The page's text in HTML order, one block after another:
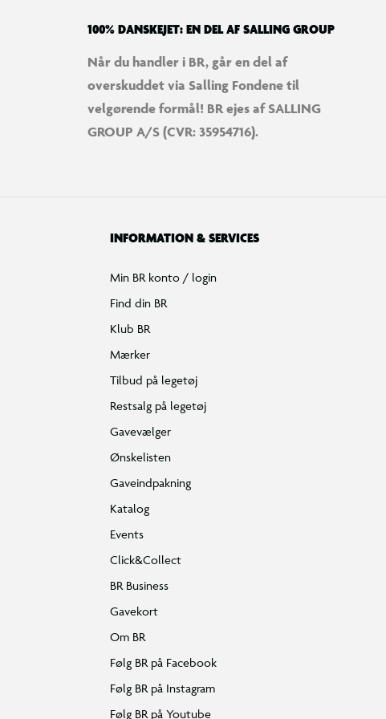
100% DANSKEJET: EN DEL AF SALLING GROUP
Når du handler i BR, går en del af
overskuddet via Salling Fondene til
velgørende formål! BR ejes af SALLING
GROUP A/S (CVR: 35954716).
INFORMATION & SERVICES
Min BR konto / login
Find din BR
Klub BR
Mærker
Tilbud på legetøj
Restsalg på legetøj
Gavevælger
Ønskelisten
Gaveindpakning
Katalog
Events
Click&Collect
BR Business
Gavekort
Om BR
Følg BR på Facebook
Følg BR på Instagram
Følg BR på Youtube